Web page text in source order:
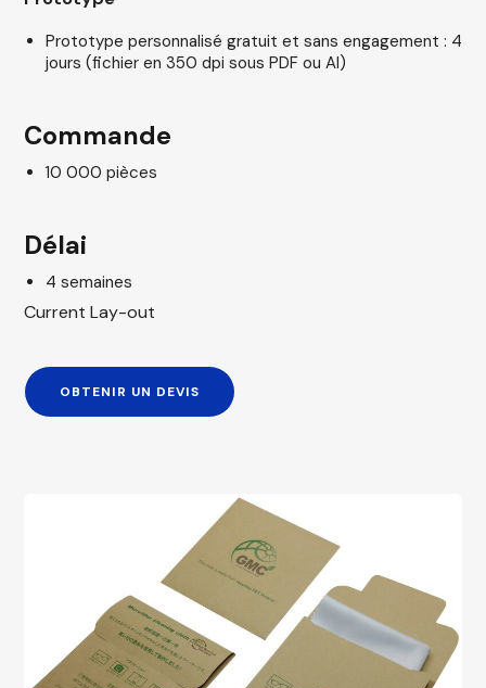
Prototype personnalisé gratuit et sans engagement : 4
jours (fichier en 350 dpi sous PDF ou AI)
Commande
10 000 pièces
Délai
4 semaines
Current Lay-out
OBTENIR UN DEVIS